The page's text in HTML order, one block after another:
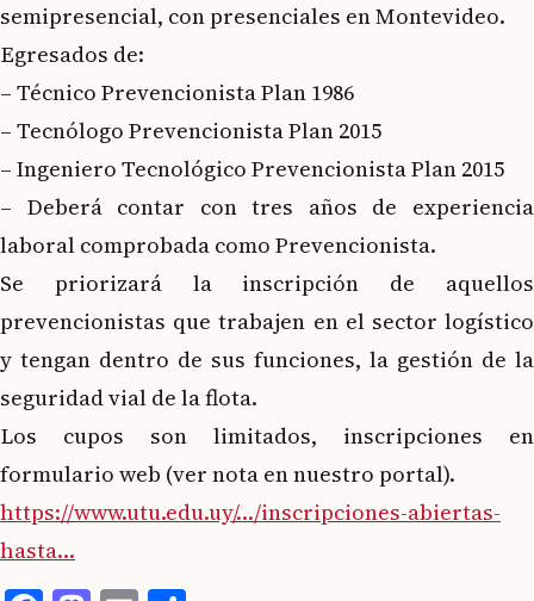
semipresencial, con presenciales en Montevideo.
Egresados de:
– Técnico Prevencionista Plan 1986
– Tecnólogo Prevencionista Plan 2015
– Ingeniero Tecnológico Prevencionista Plan 2015
– Deberá contar con tres años de experiencia
laboral comprobada como Prevencionista.
Se priorizará la inscripción de aquellos
prevencionistas que trabajen en el sector logístico
y tengan dentro de sus funciones, la gestión de la
seguridad vial de la flota.
Los cupos son limitados, inscripciones en
formulario web (ver nota en nuestro portal).
https://www.utu.edu.uy/…/inscripciones-abiertas-
hasta…